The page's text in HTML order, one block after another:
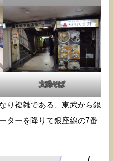
文殊そば
り複雑である。東武から銀
ターを降りて銀座線の7番